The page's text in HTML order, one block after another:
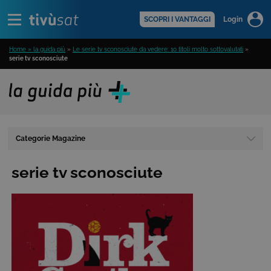
SCOPRI I VANTAGGI Login
Home » la guida più » Le serie tv sconosciute da vedere: 10 titoli molto sottovalutati »
serie tv sconosciute
Categorie Magazine
serie tv sconosciute